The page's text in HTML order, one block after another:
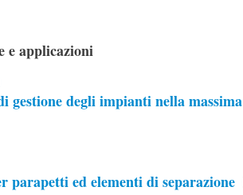
e applicazioni
gestione degli impianti nella massima
parapetti ed elementi di separazione